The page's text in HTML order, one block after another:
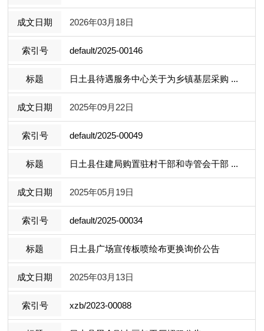
2026年03月18日
default/2025-00146
日土县待遇服务中心关于为乡镇基层采购 ...
2025年09月22日
default/2025-00049
日土县住建局购置驻村干部和寺管会干部 ...
2025年05月19日
default/2025-00034
日土县广场宣传板喷绘布更换询价公告
2025年03月13日
xzb/2023-00088